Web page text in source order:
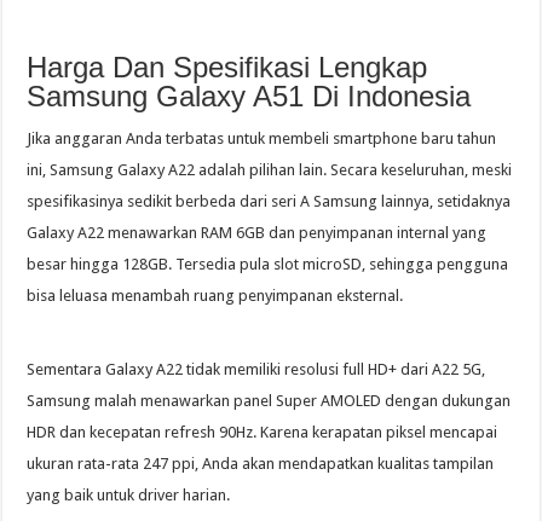
Harga Dan Spesifikasi Lengkap
Samsung Galaxy A51 Di Indonesia
Jika anggaran Anda terbatas untuk membeli smartphone baru tahun
ini, Samsung Galaxy A22 adalah pilihan lain. Secara keseluruhan, meski
spesifikasinya sedikit berbeda dari seri A Samsung lainnya, setidaknya
Galaxy A22 menawarkan RAM 6GB dan penyimpanan internal yang
besar hingga 128GB. Tersedia pula slot microSD, sehingga pengguna
bisa leluasa menambah ruang penyimpanan eksternal.
Sementara Galaxy A22 tidak memiliki resolusi full HD+ dari A22 5G,
Samsung malah menawarkan panel Super AMOLED dengan dukungan
HDR dan kecepatan refresh 90Hz. Karena kerapatan piksel mencapai
ukuran rata-rata 247 ppi, Anda akan mendapatkan kualitas tampilan
yang baik untuk driver harian.